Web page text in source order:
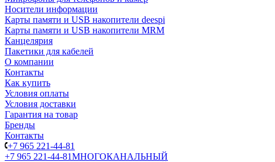
Носители информации
Карты памяти и USB накопители deespi
Карты памяти и USB накопители MRM
Канцелярия
Пакетики для кабелей
О компании
Контакты
Как купить
Условия оплаты
Условия доставки
Гарантия на товар
Бренды
Контакты
+7 965 221-44-81
+7 965 221-44-81МНОГОКАНАЛЬНЫЙ